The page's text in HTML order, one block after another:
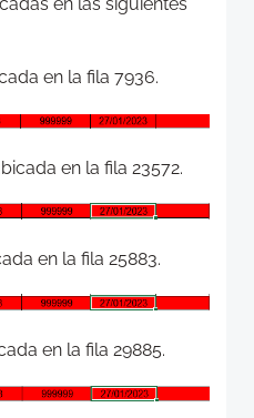
en la fila 7936.
en la fila 23572.
en la fila 25883.
en la fila 29885.